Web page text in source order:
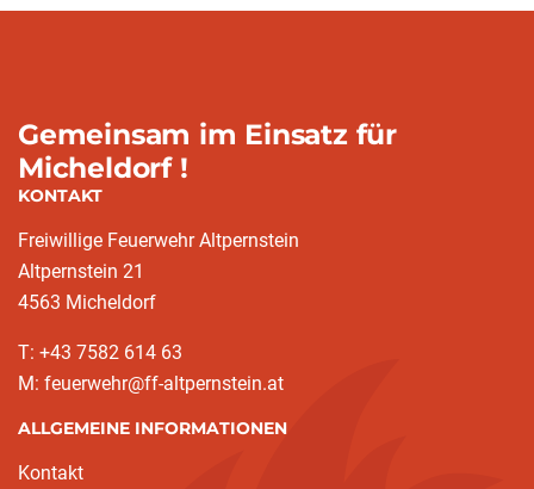
Gemeinsam im Einsatz für
Micheldorf !
KONTAKT
Freiwillige Feuerwehr Altpernstein
Altpernstein 21
4563 Micheldorf
T: +43 7582 614 63
M: feuerwehr@ff-altpernstein.at
ALLGEMEINE INFORMATIONEN
Kontakt